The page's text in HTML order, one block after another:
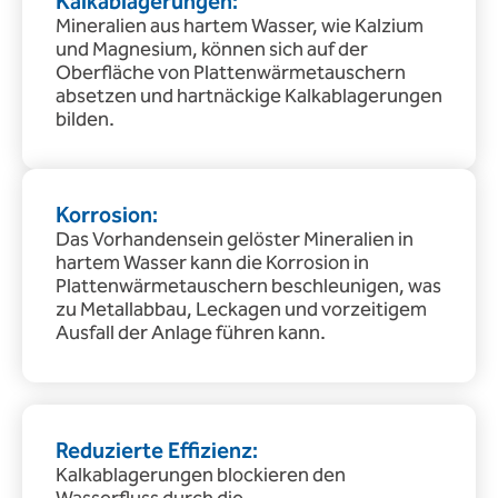
Mineralien aus hartem Wasser, wie Kalzium
und Magnesium, können sich auf der
Oberfläche von Plattenwärmetauschern
absetzen und hartnäckige Kalkablagerungen
bilden.
Korrosion:
Das Vorhandensein gelöster Mineralien in
hartem Wasser kann die Korrosion in
Plattenwärmetauschern beschleunigen, was
zu Metallabbau, Leckagen und vorzeitigem
Ausfall der Anlage führen kann.
Reduzierte Effizienz:
Kalkablagerungen blockieren den